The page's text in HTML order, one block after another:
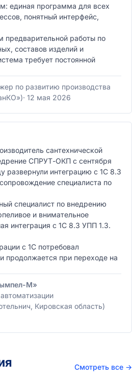
единая программа для всех
понятный интерфейс,
предварительной работы по
составов изделий и
требует постоянной
по развитию производства
12 мая 2026
сантехнической
СПРУТ-ОКП с сентября
развернули интеграцию с 1С 8.3
специалиста по
специалист по внедрению
и внимательное
интеграция с 1С 8.3 УПП 1.3.
с 1С потребовал
продолжается при переходе на
М»
Кировская область)
Смотреть все →